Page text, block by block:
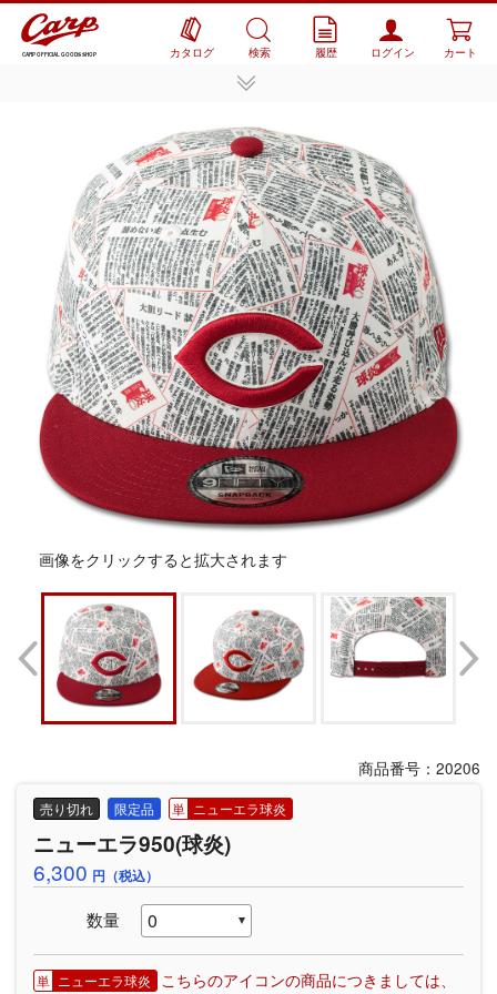
CARP OFFICIAL GOODS SHOP カタログ 検索 履歴 ログイン カート
画像をクリックすると拡大されます
商品番号：20206
売り切れ 限定品 ニューエラ球炎
ニューエラ950(球炎)
6,300 円（税込）
数量
ニューエラ球炎
こちらのアイコンの商品につきましては、